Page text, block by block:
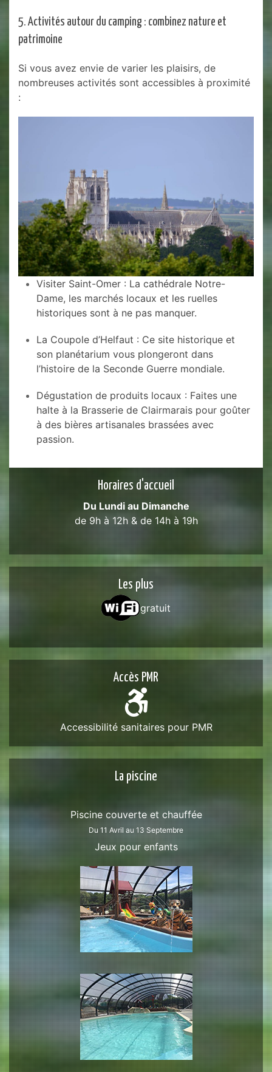
5. Activités autour du camping : combinez nature et
patrimoine
Si vous avez envie de varier les plaisirs, de
nombreuses activités sont accessibles à proximité
:
Visiter Saint-Omer : La cathédrale Notre-
Dame, les marchés locaux et les ruelles
historiques sont à ne pas manquer.
La Coupole d’Helfaut : Ce site historique et
son planétarium vous plongeront dans
l’histoire de la Seconde Guerre mondiale.
Dégustation de produits locaux : Faites une
halte à la Brasserie de Clairmarais pour goûter
à des bières artisanales brassées avec
passion.
Horaires d'accueil
Du Lundi au Dimanche
de 9h à 12h & de 14h à 19h
Les plus
gratuit
Accès PMR
Accessibilité sanitaires pour PMR
La piscine
Piscine couverte et chauffée
Du 11 Avril au 13 Septembre
Jeux pour enfants